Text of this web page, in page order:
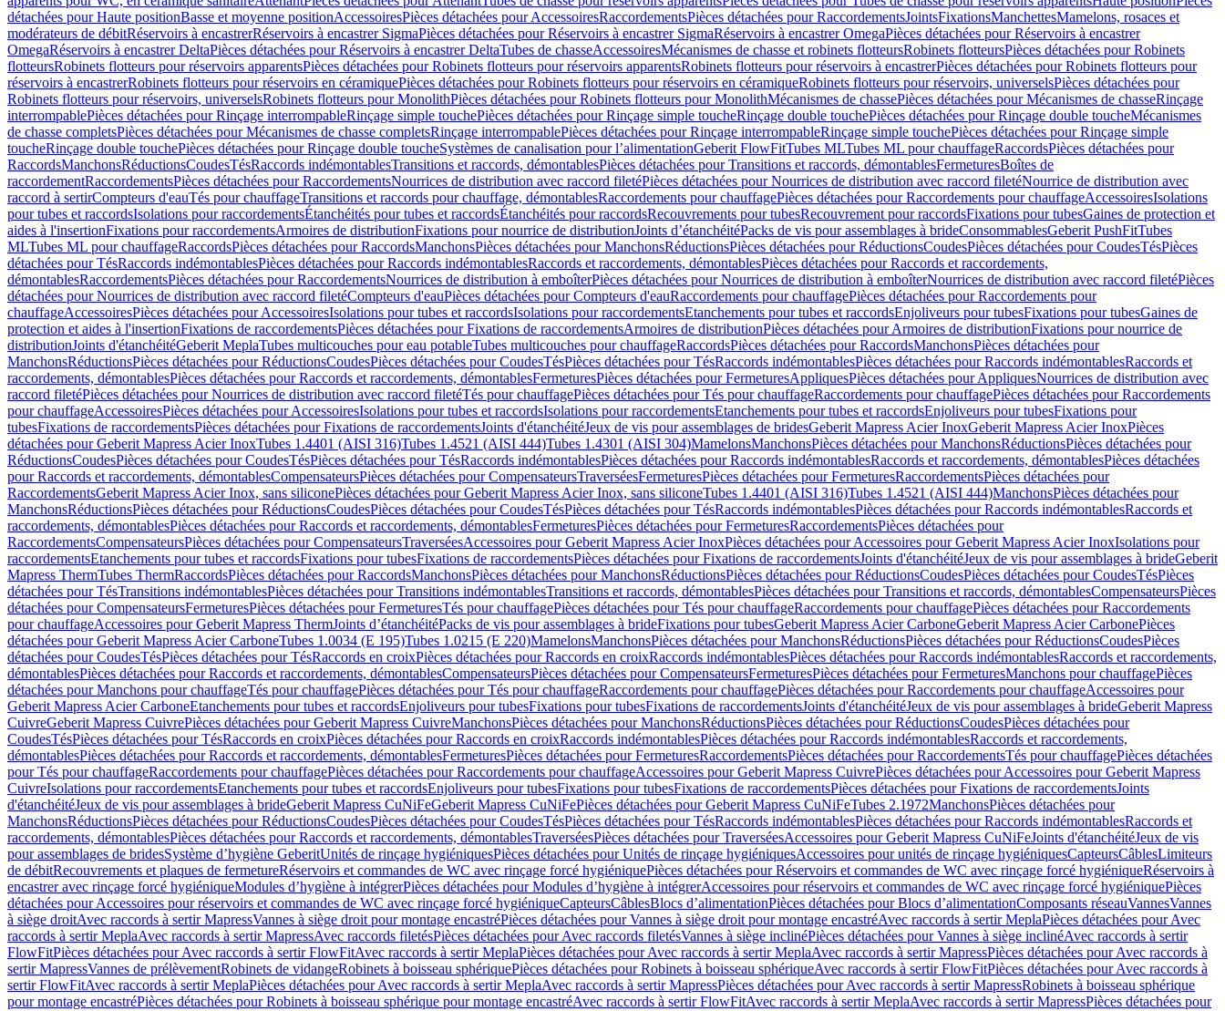
détachées pour Haute positionBasse et moyenne positionAccessoiresPièces détachées pour AccessoiresRaccordementsPièces détachées pour RaccordementsJointsFixationsManchettesMamelons, rosaces et
modérateurs de débitRéservoirs à encastrerRéservoirs à encastrer SigmaPièces détachées pour Réservoirs à encastrer SigmaRéservoirs à encastrer OmegaPièces détachées pour Réservoirs à encastrer
OmegaRéservoirs à encastrer DeltaPièces détachées pour Réservoirs à encastrer DeltaTubes de chasseAccessoiresMécanismes de chasse et robinets flotteursRobinets flotteursPièces détachées pour Robinets
flotteursRobinets flotteurs pour réservoirs apparentsPièces détachées pour Robinets flotteurs pour réservoirs apparentsRobinets flotteurs pour réservoirs à encastrerPièces détachées pour Robinets flotteurs pour
réservoirs à encastrerRobinets flotteurs pour réservoirs en céramiquePièces détachées pour Robinets flotteurs pour réservoirs en céramiqueRobinets flotteurs pour réservoirs, universelsPièces détachées pour
Robinets flotteurs pour réservoirs, universelsRobinets flotteurs pour MonolithPièces détachées pour Robinets flotteurs pour MonolithMécanismes de chassePièces détachées pour Mécanismes de chasseRinçage
interrompablePièces détachées pour Rinçage interrompableRinçage simple touchePièces détachées pour Rinçage simple toucheRinçage double touchePièces détachées pour Rinçage double toucheMécanismes
de chasse completsPièces détachées pour Mécanismes de chasse completsRinçage interrompablePièces détachées pour Rinçage interrompableRinçage simple touchePièces détachées pour Rinçage simple
toucheRinçage double touchePièces détachées pour Rinçage double toucheSystèmes de canalisation pour l’alimentationGeberit FlowFitTubes MLTubes ML pour chauffageRaccordsPièces détachées pour
RaccordsManchonsRéductionsCoudesTésRaccords indémontablesTransitions et raccords, démontablesPièces détachées pour Transitions et raccords, démontablesFermeturesBoîtes de
raccordementRaccordementsPièces détachées pour RaccordementsNourrices de distribution avec raccord filetéPièces détachées pour Nourrices de distribution avec raccord filetéNourrice de distribution avec
raccord à sertirCompteurs d'eauTés pour chauffageTransitions et raccords pour chauffage, démontablesRaccordements pour chauffagePièces détachées pour Raccordements pour chauffageAccessoiresIsolations
pour tubes et raccordsIsolations pour raccordementsÉtanchéités pour tubes et raccordsÉtanchéités pour raccordsRecouvrements pour tubesRecouvrement pour raccordsFixations pour tubesGaines de protection et
aides à l'insertionFixations pour raccordementsArmoires de distributionFixations pour nourrice de distributionJoints d’étanchéitéPacks de vis pour assemblages à brideConsommablesGeberit PushFitTubes
MLTubes ML pour chauffageRaccordsPièces détachées pour RaccordsManchonsPièces détachées pour ManchonsRéductionsPièces détachées pour RéductionsCoudesPièces détachées pour CoudesTésPièces
détachées pour TésRaccords indémontablesPièces détachées pour Raccords indémontablesRaccords et raccordements, démontablesPièces détachées pour Raccords et raccordements,
démontablesRaccordementsPièces détachées pour RaccordementsNourrices de distribution à emboîterPièces détachées pour Nourrices de distribution à emboîterNourrices de distribution avec raccord filetéPièces
détachées pour Nourrices de distribution avec raccord filetéCompteurs d'eauPièces détachées pour Compteurs d'eauRaccordements pour chauffagePièces détachées pour Raccordements pour
chauffageAccessoiresPièces détachées pour AccessoiresIsolations pour tubes et raccordsIsolations pour raccordementsEtanchements pour tubes et raccordsEnjoliveurs pour tubesFixations pour tubesGaines de
protection et aides à l'insertionFixations de raccordementsPièces détachées pour Fixations de raccordementsArmoires de distributionPièces détachées pour Armoires de distributionFixations pour nourrice de
distributionJoints d'étanchéitéGeberit MeplaTubes multicouches pour eau potableTubes multicouches pour chauffageRaccordsPièces détachées pour RaccordsManchonsPièces détachées pour
ManchonsRéductionsPièces détachées pour RéductionsCoudesPièces détachées pour CoudesTésPièces détachées pour TésRaccords indémontablesPièces détachées pour Raccords indémontablesRaccords et
raccordements, démontablesPièces détachées pour Raccords et raccordements, démontablesFermeturesPièces détachées pour FermeturesAppliquesPièces détachées pour AppliquesNourrices de distribution avec
raccord filetéPièces détachées pour Nourrices de distribution avec raccord filetéTés pour chauffagePièces détachées pour Tés pour chauffageRaccordements pour chauffagePièces détachées pour Raccordements
pour chauffageAccessoiresPièces détachées pour AccessoiresIsolations pour tubes et raccordsIsolations pour raccordementsEtanchements pour tubes et raccordsEnjoliveurs pour tubesFixations pour
tubesFixations de raccordementsPièces détachées pour Fixations de raccordementsJoints d'étanchéitéJeux de vis pour assemblages de bridesGeberit Mapress Acier InoxGeberit Mapress Acier InoxPièces
détachées pour Geberit Mapress Acier InoxTubes 1.4401 (AISI 316)Tubes 1.4521 (AISI 444)Tubes 1.4301 (AISI 304)MamelonsManchonsPièces détachées pour ManchonsRéductionsPièces détachées pour
RéductionsCoudesPièces détachées pour CoudesTésPièces détachées pour TésRaccords indémontablesPièces détachées pour Raccords indémontablesRaccords et raccordements, démontablesPièces détachées
pour Raccords et raccordements, démontablesCompensateursPièces détachées pour CompensateursTraverséesFermeturesPièces détachées pour FermeturesRaccordementsPièces détachées pour
RaccordementsGeberit Mapress Acier Inox, sans siliconePièces détachées pour Geberit Mapress Acier Inox, sans siliconeTubes 1.4401 (AISI 316)Tubes 1.4521 (AISI 444)ManchonsPièces détachées pour
ManchonsRéductionsPièces détachées pour RéductionsCoudesPièces détachées pour CoudesTésPièces détachées pour TésRaccords indémontablesPièces détachées pour Raccords indémontablesRaccords et
raccordements, démontablesPièces détachées pour Raccords et raccordements, démontablesFermeturesPièces détachées pour FermeturesRaccordementsPièces détachées pour
RaccordementsCompensateursPièces détachées pour CompensateursTraverséesAccessoires pour Geberit Mapress Acier InoxPièces détachées pour Accessoires pour Geberit Mapress Acier InoxIsolations pour
raccordementsEtanchements pour tubes et raccordsFixations pour tubesFixations de raccordementsPièces détachées pour Fixations de raccordementsJoints d'étanchéitéJeux de vis pour assemblages à brideGeberit
Mapress ThermTubes ThermRaccordsPièces détachées pour RaccordsManchonsPièces détachées pour ManchonsRéductionsPièces détachées pour RéductionsCoudesPièces détachées pour CoudesTésPièces
détachées pour TésTransitions indémontablesPièces détachées pour Transitions indémontablesTransitions et raccords, démontablesPièces détachées pour Transitions et raccords, démontablesCompensateursPièces
détachées pour CompensateursFermeturesPièces détachées pour FermeturesTés pour chauffagePièces détachées pour Tés pour chauffageRaccordements pour chauffagePièces détachées pour Raccordements
pour chauffageAccessoires pour Geberit Mapress ThermJoints d’étanchéitéPacks de vis pour assemblages à brideFixations pour tubesGeberit Mapress Acier CarboneGeberit Mapress Acier CarbonePièces
détachées pour Geberit Mapress Acier CarboneTubes 1.0034 (E 195)Tubes 1.0215 (E 220)MamelonsManchonsPièces détachées pour ManchonsRéductionsPièces détachées pour RéductionsCoudesPièces
détachées pour CoudesTésPièces détachées pour TésRaccords en croixPièces détachées pour Raccords en croixRaccords indémontablesPièces détachées pour Raccords indémontablesRaccords et raccordements,
démontablesPièces détachées pour Raccords et raccordements, démontablesCompensateursPièces détachées pour CompensateursFermeturesPièces détachées pour FermeturesManchons pour chauffagePièces
détachées pour Manchons pour chauffageTés pour chauffagePièces détachées pour Tés pour chauffageRaccordements pour chauffagePièces détachées pour Raccordements pour chauffageAccessoires pour
Geberit Mapress Acier CarboneEtanchements pour tubes et raccordsEnjoliveurs pour tubesFixations pour tubesFixations de raccordementsJoints d'étanchéitéJeux de vis pour assemblages à brideGeberit Mapress
CuivreGeberit Mapress CuivrePièces détachées pour Geberit Mapress CuivreManchonsPièces détachées pour ManchonsRéductionsPièces détachées pour RéductionsCoudesPièces détachées pour
CoudesTésPièces détachées pour TésRaccords en croixPièces détachées pour Raccords en croixRaccords indémontablesPièces détachées pour Raccords indémontablesRaccords et raccordements,
démontablesPièces détachées pour Raccords et raccordements, démontablesFermeturesPièces détachées pour FermeturesRaccordementsPièces détachées pour RaccordementsTés pour chauffagePièces détachées
pour Tés pour chauffageRaccordements pour chauffagePièces détachées pour Raccordements pour chauffageAccessoires pour Geberit Mapress CuivrePièces détachées pour Accessoires pour Geberit Mapress
CuivreIsolations pour raccordementsEtanchements pour tubes et raccordsEnjoliveurs pour tubesFixations pour tubesFixations de raccordementsPièces détachées pour Fixations de raccordementsJoints
d'étanchéitéJeux de vis pour assemblages à brideGeberit Mapress CuNiFeGeberit Mapress CuNiFePièces détachées pour Geberit Mapress CuNiFeTubes 2.1972ManchonsPièces détachées pour
ManchonsRéductionsPièces détachées pour RéductionsCoudesPièces détachées pour CoudesTésPièces détachées pour TésRaccords indémontablesPièces détachées pour Raccords indémontablesRaccords et
raccordements, démontablesPièces détachées pour Raccords et raccordements, démontablesTraverséesPièces détachées pour TraverséesAccessoires pour Geberit Mapress CuNiFeJoints d'étanchéitéJeux de vis
pour assemblages de bridesSystème d’hygiène GeberitUnités de rinçage hygiéniquesPièces détachées pour Unités de rinçage hygiéniquesAccessoires pour unités de rinçage hygiéniquesCapteursCâblesLimiteurs
de débitRecouvrements et plaques de fermetureRéservoirs et commandes de WC avec rinçage forcé hygiéniquePièces détachées pour Réservoirs et commandes de WC avec rinçage forcé hygiéniqueRéservoirs à
encastrer avec rinçage forcé hygiéniqueModules d’hygiène à intégrerPièces détachées pour Modules d’hygiène à intégrerAccessoires pour réservoirs et commandes de WC avec rinçage forcé hygiéniquePièces
détachées pour Accessoires pour réservoirs et commandes de WC avec rinçage forcé hygiéniqueCapteursCâblesBlocs d’alimentationPièces détachées pour Blocs d’alimentationComposants réseauVannesVannes
à siège droitAvec raccords à sertir MapressVannes à siège droit pour montage encastréPièces détachées pour Vannes à siège droit pour montage encastréAvec raccords à sertir MeplaPièces détachées pour Avec
raccords à sertir MeplaAvec raccords à sertir MapressAvec raccords filetésPièces détachées pour Avec raccords filetésVannes à siège inclinéPièces détachées pour Vannes à siège inclinéAvec raccords à sertir
FlowFitPièces détachées pour Avec raccords à sertir FlowFitAvec raccords à sertir MeplaPièces détachées pour Avec raccords à sertir MeplaAvec raccords à sertir MapressPièces détachées pour Avec raccords à
sertir MapressVannes de prélèvementRobinets de vidangeRobinets à boisseau sphériquePièces détachées pour Robinets à boisseau sphériqueAvec raccords à sertir FlowFitPièces détachées pour Avec raccords à
sertir FlowFitAvec raccords à sertir MeplaPièces détachées pour Avec raccords à sertir MeplaAvec raccords à sertir MapressPièces détachées pour Avec raccords à sertir MapressRobinets à boisseau sphérique
pour montage encastréPièces détachées pour Robinets à boisseau sphérique pour montage encastréAvec raccords à sertir FlowFitAvec raccords à sertir MeplaAvec raccords à sertir MapressPièces détachées pour